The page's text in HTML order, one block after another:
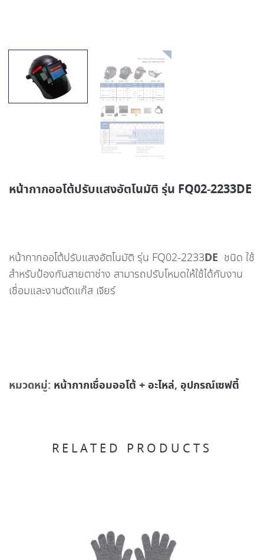
หน้ากากออโต้ปรับแสงอัตโนมัติ รุ่น FQ02-2233DE
หน้ากากออโต้ปรับแสงอัตโนมัติ รุ่น FQ02-2233DE ชนิด ใช้
สำหรับป้องกันสายตาช่าง สามารถปรับโหมดให้ใช้ได้กับงาน
เชื่อมและงานตัดแก๊ส เจียร์
หมวดหมู่: หน้ากากเชื่อมออโต้ + อะไหล่, อุปกรณ์เซฟตี้
RELATED PRODUCTS